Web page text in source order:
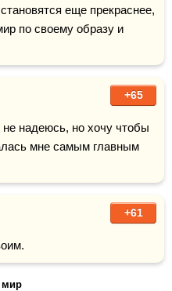
еще прекраснее,
по своему образу и
+65
не надеюсь, но хочу чтобы
мне самым главным
+61
мир